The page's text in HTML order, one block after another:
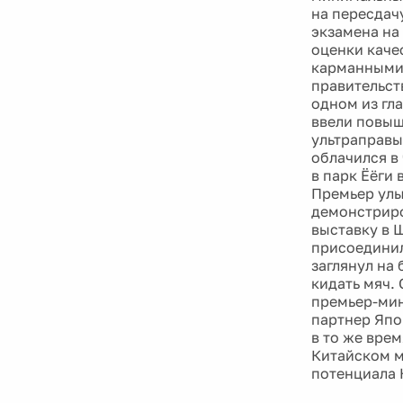
на
экзамена
оценки
одном из
ввели
облачился
в парк Ёёги
Премьер
выставку в
заглянул
кидать мяч.
премьер-
партнер
в то же
Китайском
потенциала